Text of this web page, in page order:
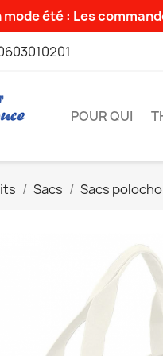
été : Les
POUR QUI
Sacs Sacs